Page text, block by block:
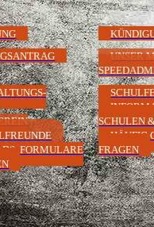
UNSER
FORMULARE
SCHULEN
HÄUFIG
FRAGEN